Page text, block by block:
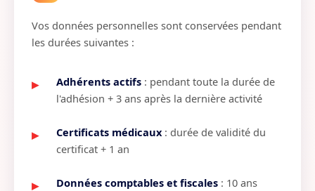
Vos données personnelles sont conservées pendant
les durées suivantes :
Adhérents actifs : pendant toute la durée de
l'adhésion + 3 ans après la dernière activité
Certificats médicaux : durée de validité du
certificat + 1 an
Données comptables et fiscales : 10 ans